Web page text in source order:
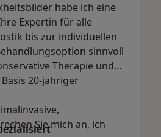
habe ich eine
Expertin für alle
bis zur individuellen
sinnvoll
Therapie und
20-jähriger
Sie mich an, ich